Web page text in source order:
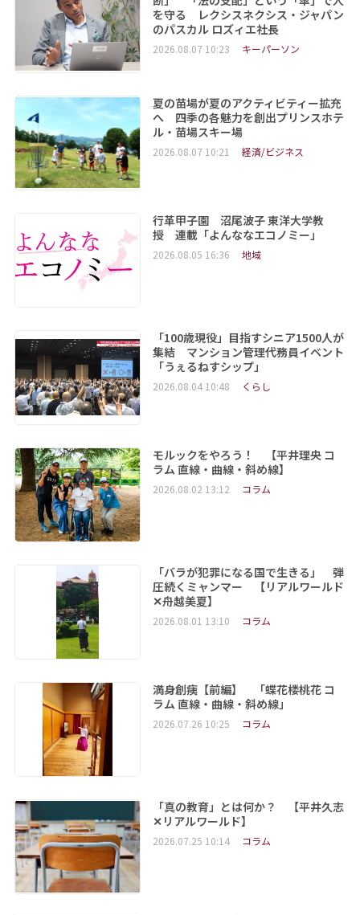
を守る レクシスネクシス・ジャパン
のパスカル ロズィエ社長
2026.08.07 10:23 キーパーソン
夏の苗場が夏のアクティビティー拡充
へ 四季の各魅力を創出プリンスホテ
ル・苗場スキー場
2026.08.07 10:21 経済/ビジネス
行革甲子園 沼尾波子 東洋大学教
授 連載「よんななエコノミー」
2026.08.05 16:36 地域
「100歳現役」目指すシニア1500人が
集結 マンション管理代務員イベント
「うぇるねすシップ」
2026.08.04 10:48 くらし
モルックをやろう！ 【平井理央 コ
ラム 直線・曲線・斜め線】
2026.08.02 13:12 コラム
「バラが犯罪になる国で生きる」 弾
圧続くミャンマー 【リアルワールド
✕舟越美夏】
2026.08.01 13:10 コラム
満身創痍【前編】 「蝶花楼桃花 コ
ラム 直線・曲線・斜め線」
2026.07.26 10:25 コラム
「真の教育」とは何か？ 【平井久志
✕リアルワールド】
2026.07.25 10:14 コラム